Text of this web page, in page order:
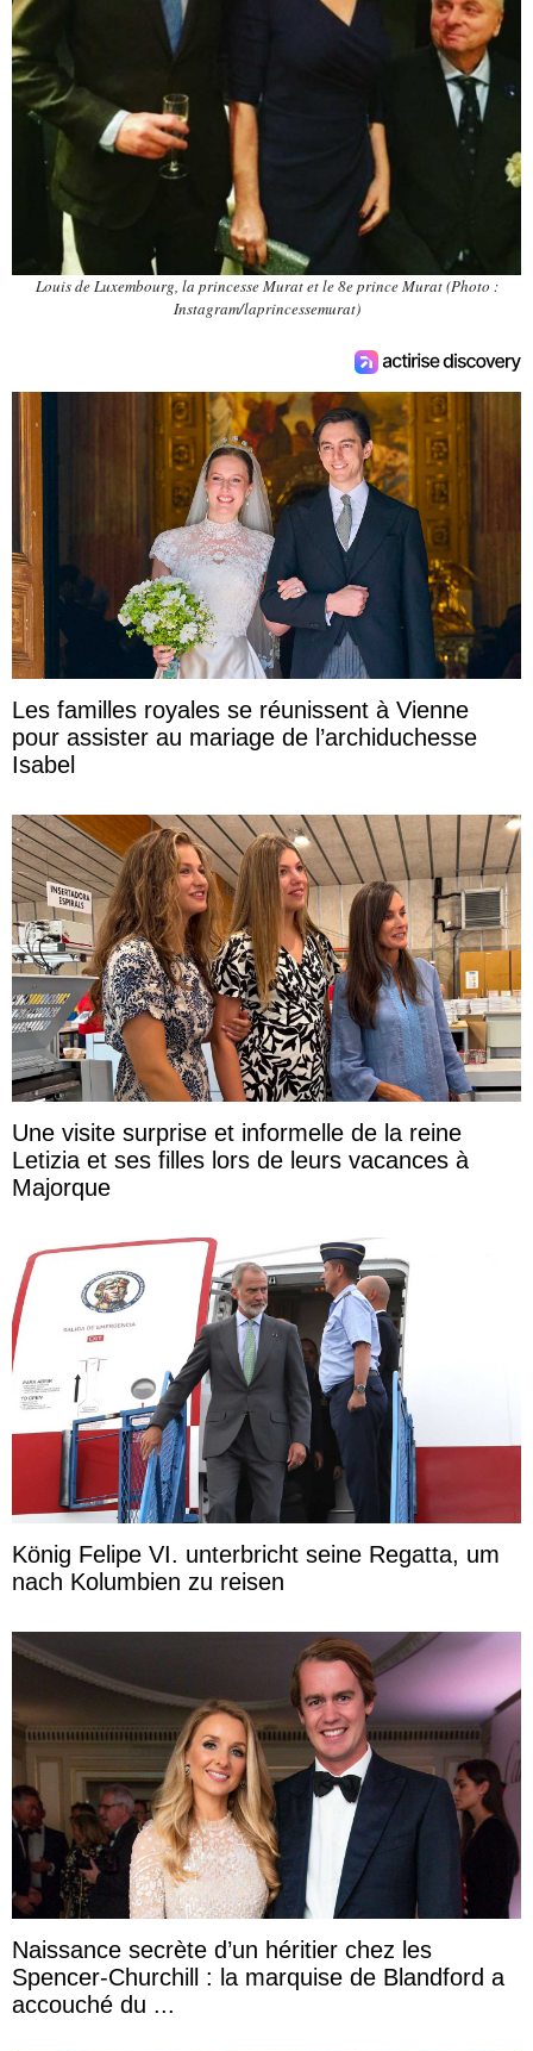
Louis de Luxembourg, la princesse Murat et le 8e prince Murat (Photo :
Instagram/laprincessemurat)
Les familles royales se réunissent à Vienne
pour assister au mariage de l’archiduchesse
Isabel
Une visite surprise et informelle de la reine
Letizia et ses filles lors de leurs vacances à
Majorque
König Felipe VI. unterbricht seine Regatta, um
nach Kolumbien zu reisen
Naissance secrète d’un héritier chez les
Spencer-Churchill : la marquise de Blandford a
accouché du ...